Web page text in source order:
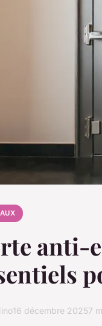
anti-
16 décembre 20257